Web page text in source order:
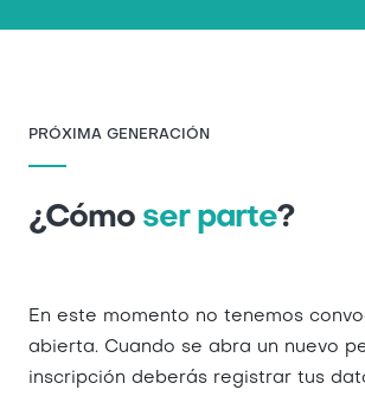
PRÓXIMA GENERACIÓN
¿Cómo ser parte?
En este momento no tenemos
abierta. Cuando se abra un nuevo
inscripción deberás registrar tus